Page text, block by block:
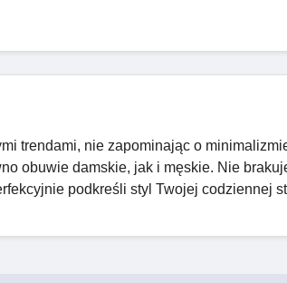
trendami, nie zapominając o
obuwie damskie, jak i męskie. Nie
podkreśli styl Twojej codziennej